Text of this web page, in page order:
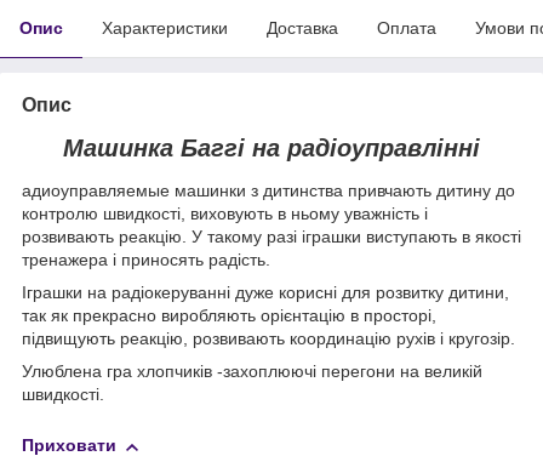
Опис Характеристики Доставка Оплата Умови
Опис
Машинка Баггі на радіоуправлінні
адиоуправляемые машинки з дитинства привчають дитину до
контролю швидкості, виховують в ньому уважність і
розвивають реакцію. У такому разі іграшки виступають в якості
тренажера і приносять радість.
Іграшки на радіокеруванні дуже корисні для розвитку дитини,
так як прекрасно виробляють орієнтацію в просторі,
підвищують реакцію, розвивають координацію рухів і кругозір.
Улюблена гра хлопчиків -захоплюючі перегони на великій
швидкості.
Приховати